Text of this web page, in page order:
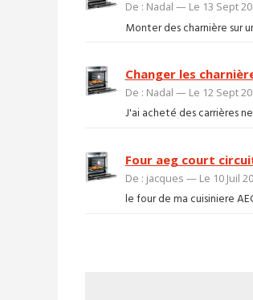
De : Nadal — Le 13 Sept
Monter des charnière sur
Changer les
De : Nadal — Le 12 Sept
J'ai acheté des carrières
Four aeg court
De : jacques — Le 10 Juil
le four de ma cuisiniere